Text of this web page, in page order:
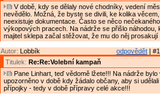
V době, kdy se dělaly nové chodníky, vedení
nevědělo. Možná, že byste se divili, ke kolika
neexistuje dokumentace. Často se něco
výkopových pracech. Na nádrže se přišlo náhodou,
majitel sklepa začal stěžovat, že mu do něj prosakují
odpovědět |
Autor: Lobbík
Titulek: Re:Re:Volební kampaň
Pane Linhart, teď vědomě lžete!!! Na nádrže bylo
upozorněno v době kdy žádalo občany, aby si
přípojky - tedy v době přípravy celé akce!!!